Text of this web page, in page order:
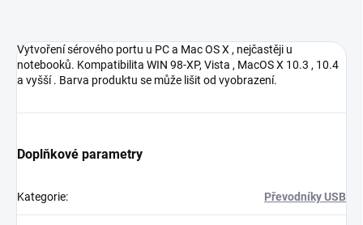
Vytvoření sérového portu u PC a Mac OS X , nejčastěji u
notebooků. Kompatibilita WIN 98-XP, Vista , MacOS X 10.3 , 10.4
a vyšší . Barva produktu se může lišit od vyobrazení.
Doplňkové parametry
Kategorie: Převodníky USB